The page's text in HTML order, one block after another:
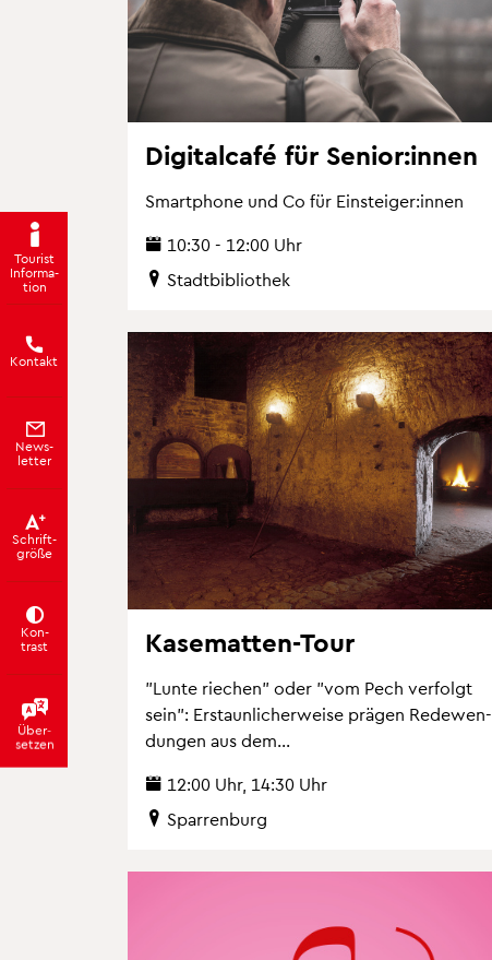
Tou­rist
In­for­ma­
ti­on
Kon­takt
News­
let­ter
Schrift­
grö­ße
Kon­
trast
Über­
set­zen
Di­gi­tal­ca­fé für Se­ni­or:innen
Smart­pho­ne und Co für Ein­stei­ger:innen
10:30 - 12:00 Uhr
Stadt­bi­blio­thek
Ka­se­mat­ten-Tour
"Lunte rie­chen" oder "vom Pech ver­folgt
sein": Er­staun­li­cher­wei­se prä­gen Re­de­wen­
dun­gen aus dem...
12:00 Uhr, 14:30 Uhr
Spar­ren­burg